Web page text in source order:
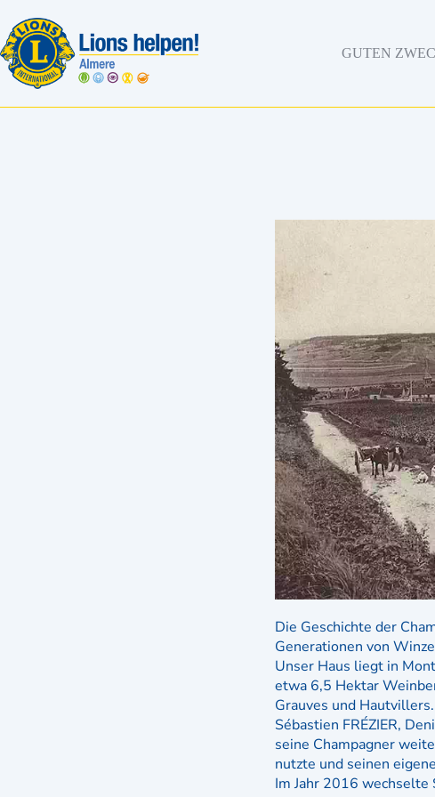
GUTEN
Die Geschichte der
Generationen von
Unser Haus liegt in
etwa 6,5 ​​Hektar
Grauves und Hautvillers.
Sébastien FRÉZIER,
seine Champagner
nutzte und seinen
Im Jahr 2016 wechselte